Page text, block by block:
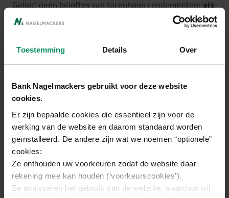
Toestemming Details Over
Bank Nagelmackers gebruikt voor deze website
cookies.
Er zijn bepaalde cookies die essentieel zijn voor de
werking van de website en daarom standaard worden
geïnstalleerd. De andere zijn wat we noemen “optionele”
cookies:
Ze onthouden uw voorkeuren zodat de website daar
rekening mee kan houden (‘voorkeurscookies’).
Ze analyseren het gebruik van de website, waardoor wij
Geloof geen beloftes van torenhoge rendementen;als
iets te mooi is om waar te zijn, dan is het dat
meestal ook
Weeskritischbij buitenlandse aanbieders van
producten of diensten
telefoonnummer, bankkaartnummer, pincode) via e-
Als u twijfelt, kan u deze gouden regel volgen: als een
aanbod te mooi lijkt om waar te zijn, is dat
waarschijnlijk ook zo. Voorzichtig zijn is uw beste
bescherming!